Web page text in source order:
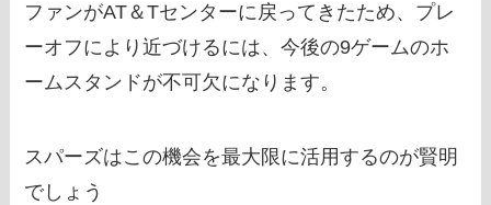
ファンがAT＆Tセンターに戻ってきたため、プレ
ーオフにより近づけるには、今後の9ゲームのホ
ームスタンドが不可欠になります。
スパーズはこの機会を最大限に活用するのが賢明
でしょう